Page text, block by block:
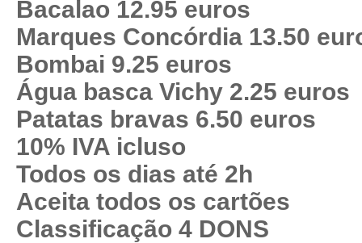
Bacalao 12.95 euros
Marques Concórdia 13.50
Bombai 9.25 euros
Água basca Vichy 2.25 euros
Patatas bravas 6.50 euros
10% IVA icluso
Todos os dias até 2h
Aceita todos os cartões
Classificação 4 DONS